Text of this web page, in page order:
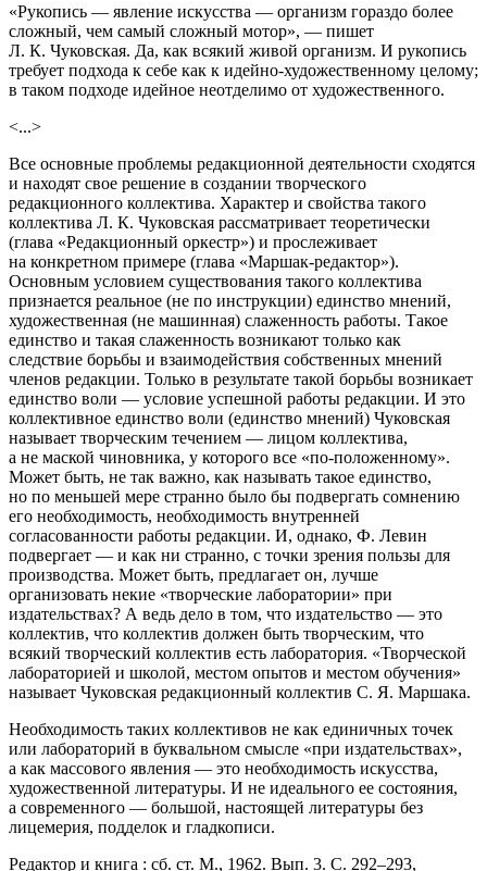
«Рукопись — явление искусства — организм гораздо более
сложный, чем самый сложный мотор», — пишет
Л. К. Чуковская. Да, как всякий живой организм. И рукопись
требует подхода к себе как к идейно-художественному целому;
в таком подходе идейное неотделимо от художественного.
<...>
Все основные проблемы редакционной деятельности сходятся
и находят свое решение в создании творческого
редакционного коллектива. Характер и свойства такого
коллектива Л. К. Чуковская рассматривает теоретически
(глава «Редакционный оркестр») и прослеживает
на конкретном примере (глава «Маршак-редактор»).
Основным условием существования такого коллектива
признается реальное (не по инструкции) единство мнений,
художественная (не машинная) слаженность работы. Такое
единство и такая слаженность возникают только как
следствие борьбы и взаимодействия собственных мнений
членов редакции. Только в результате такой борьбы возникает
единство воли — условие успешной работы редакции. И это
коллективное единство воли (единство мнений) Чуковская
называет творческим течением — лицом коллектива,
а не маской чиновника, у которого все «по-положенному».
Может быть, не так важно, как называть такое единство,
но по меньшей мере странно было бы подвергать сомнению
его необходимость, необходимость внутренней
согласованности работы редакции. И, однако, Ф. Левин
подвергает — и как ни странно, с точки зрения пользы для
производства. Может быть, предлагает он, лучше
организовать некие «творческие лаборатории» при
издательствах? А ведь дело в том, что издательство — это
коллектив, что коллектив должен быть творческим, что
всякий творческий коллектив есть лаборатория. «Творческой
лабораторией и школой, местом опытов и местом обучения»
называет Чуковская редакционный коллектив С. Я. Маршака.
Необходимость таких коллективов не как единичных точек
или лабораторий в буквальном смысле «при издательствах»,
а как массового явления — это необходимость искусства,
художественной литературы. И не идеального ее состояния,
а современного — большой, настоящей литературы без
лицемерия, подделок и гладкописи.
Редактор и книга : сб. ст. М., 1962. Вып. 3. С. 292–293,